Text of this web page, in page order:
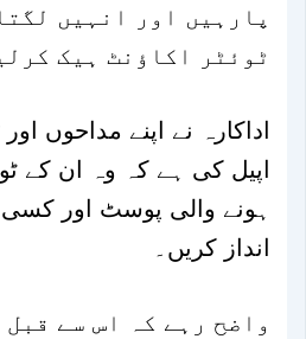
پارہیں اور انہیں
ٹوئٹر اکاؤنٹ ہیک
اداکارہ نے اپنے مداحوں
اپیل کی ہے کہ وہ ان کے
ہونے والی پوسٹ اور کسی
انداز کریں۔
واضح رہے کہ اس سے